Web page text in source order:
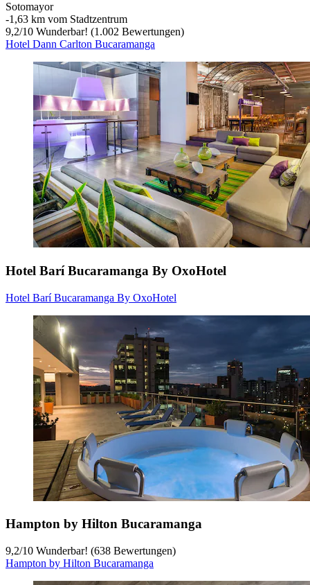
Sotomayor
‐1,63 km vom Stadtzentrum
9,2/10 Wunderbar! (1.002 Bewertungen)
Hotel Dann Carlton Bucaramanga
Hotel Barí Bucaramanga By OxoHotel
Hotel Barí Bucaramanga By OxoHotel
Hampton by Hilton Bucaramanga
9,2/10 Wunderbar! (638 Bewertungen)
Hampton by Hilton Bucaramanga